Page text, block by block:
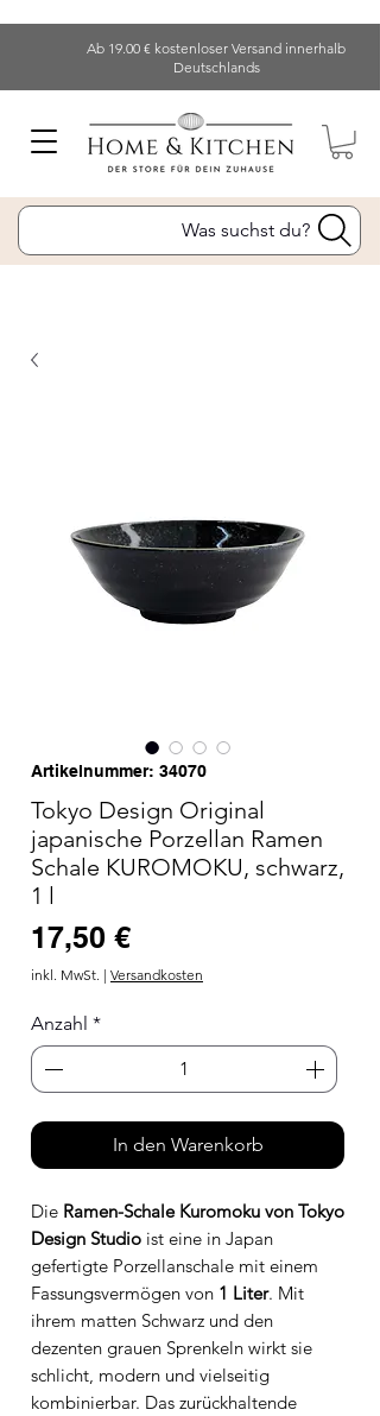
Ab 19.00 € kostenloser Versand innerhalb
Deutschlands
Was suchst du?
Artikelnummer: 34070
Tokyo Design Original
japanische Porzellan Ramen
Schale KUROMOKU, schwarz,
1 l
17,50 €Preis
inkl. MwSt. | Versandkosten
Anzahl *
In den Warenkorb
Die Ramen-Schale Kuromoku von Tokyo
Design Studio ist eine in Japan
gefertigte Porzellanschale mit einem
Fassungsvermögen von 1 Liter. Mit
ihrem matten Schwarz und den
dezenten grauen Sprenkeln wirkt sie
schlicht, modern und vielseitig
kombinierbar. Das zurückhaltende